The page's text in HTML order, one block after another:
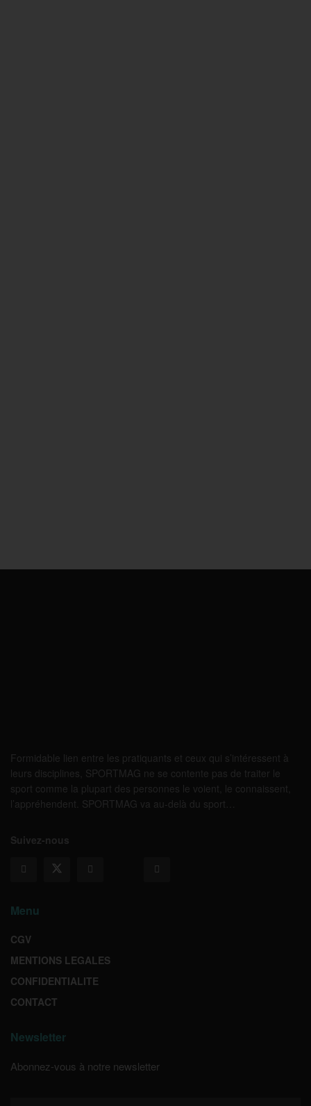
Formidable lien entre les pratiquants et ceux qui s’intéressent à
leurs disciplines, SPORTMAG ne se contente pas de traiter le
sport comme la plupart des personnes le voient, le connaissent,
l’appréhendent. SPORTMAG va au-delà du sport…
Suivez-nous
Menu
CGV
MENTIONS LEGALES
CONFIDENTIALITE
CONTACT
Newsletter
Abonnez-vous à notre newsletter